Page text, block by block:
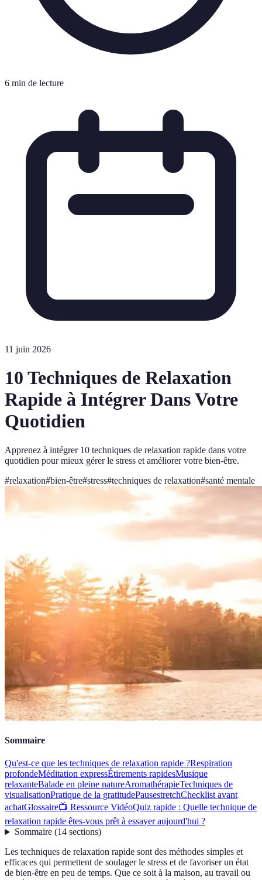
6 min de lecture
11 juin 2026
10 Techniques de Relaxation
Rapide à Intégrer Dans Votre
Quotidien
Apprenez à intégrer 10 techniques de relaxation rapide dans votre
quotidien pour mieux gérer le stress et améliorer votre bien-être.
#relaxation#bien-être#stress#techniques de relaxation#santé mentale
Sommaire
Qu'est-ce que les techniques de relaxation rapide ?Respiration
profondeMéditation expressÉtirements rapidesMusique
relaxanteBalade en pleine natureAromathérapieTechniques de
visualisationPratique de la gratitudePausestretchChecklist avant
achatGlossaire📺 Ressource VidéoQuiz rapide : Quelle technique de
relaxation rapide êtes-vous prêt à essayer aujourd'hui ?
Sommaire(14 sections)
Les techniques de relaxation rapide sont des méthodes simples et
efficaces qui permettent de soulager le stress et de favoriser un état
de bien-être en peu de temps. Que ce soit à la maison, au travail ou